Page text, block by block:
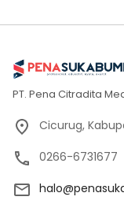
PT. Pena Citradita
Cicurug,
0266-6731677